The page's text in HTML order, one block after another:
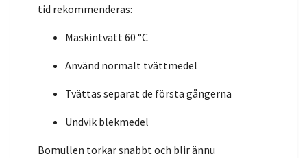
tid rekommenderas:
Maskintvätt 60 °C
Använd normalt tvättmedel
Tvättas separat de första gångerna
Undvik blekmedel
Bomullen torkar snabbt och blir ännu